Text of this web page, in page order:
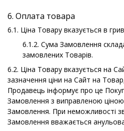
6. Оплата товара
6.1. Ціна Товару вказується в
6.1.2. Сума Замовлення
замовлених Товарів.
6.2. Ціна Товару вказується на
зазначення ціни на Сайт на
Продавець інформує про це
Замовлення з виправленою
Замовлення. При неможливості
Замовлення вважається